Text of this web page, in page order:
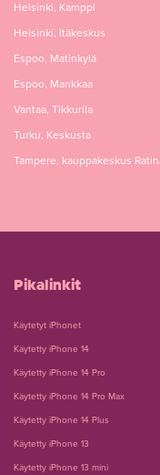
Helsinki, Kamppi
Helsinki, Itäkeskus
Espoo, Matinkylä
Espoo, Mankkaa
Vantaa, Tikkurila
Turku, Keskusta
Tampere, kauppakeskus
Pikalinkit
Käytetyt iPhonet
Käytetty iPhone 14
Käytetty iPhone 14 Pro
Käytetty iPhone 14 Pro Max
Käytetty iPhone 14 Plus
Käytetty iPhone 13
Käytetty iPhone 13 mini